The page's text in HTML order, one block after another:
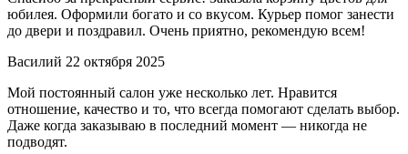
юбилея. Оформили богато и со вкусом. Курьер помог занести
до двери и поздравил. Очень приятно, рекомендую всем!
Василий 22 октября 2025
Мой постоянный салон уже несколько лет. Нравится
отношение, качество и то, что всегда помогают сделать выбор.
Даже когда заказываю в последний момент — никогда не
подводят.